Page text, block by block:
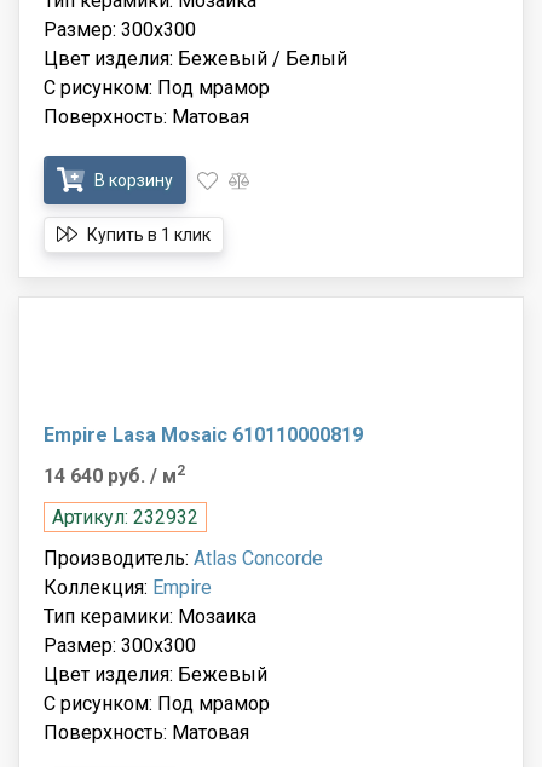
Размер: 300x300
Цвет изделия: Бежевый / Белый
С рисунком: Под мрамор
Поверхность: Матовая
В корзину
Купить в 1 клик
Empire Lasa Mosaic 610110000819
14 640 руб. / м2
Артикул: 232932
Производитель: Atlas Concorde
Коллекция: Empire
Тип керамики: Мозаика
Размер: 300x300
Цвет изделия: Бежевый
С рисунком: Под мрамор
Поверхность: Матовая